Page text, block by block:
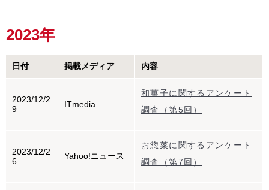
2023年
日付 掲載メディア 内容
2023/12/2
9
ITmedia
和菓子に関するアンケート
調査（第5回）
2023/12/2
6
Yahoo!ニュース
お惣菜に関するアンケート
調査（第7回）